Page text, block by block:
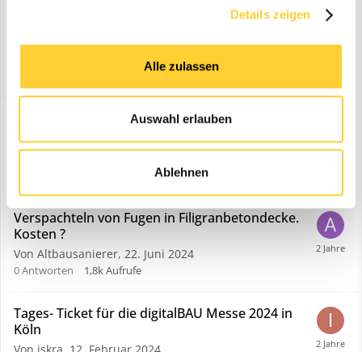
Details zeigen
Alle zulassen
Auswahl erlauben
Ablehnen
Bohrung an der Außenwand für Erdkabel
15. Januar 2022
Aufrufe
"Berstlining" Firma gesucht, Thüringen Nord
Bayern...
1 2 3
Verspachteln von Fugen in Filigranbetondecke.
Kosten ?
Von Altbausanierer, 22. Juni 2024
0Antworten 1,8kAufrufe
Tages- Ticket für die digitalBAU Messe 2024 in
Köln